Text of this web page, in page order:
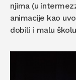
njima (u
animacije kao
dobili i malu